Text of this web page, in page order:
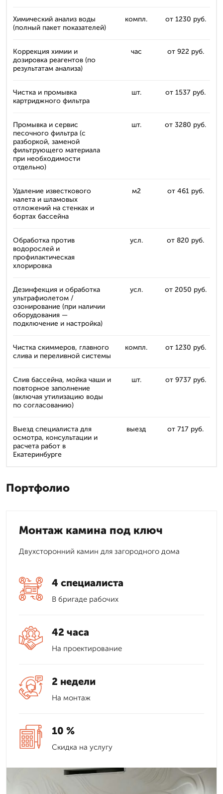
Химический анализ воды
(полный пакет показателей)
компл. от 1230 руб.
Коррекция химии и
дозировка реагентов (по
результатам анализа)
час от 922 руб.
Чистка и промывка
картриджного фильтра
шт. от 1537 руб.
Промывка и сервис
песочного фильтра (с
разборкой, заменой
фильтрующего материала
при необходимости
отдельно)
шт. от 3280 руб.
Удаление известкового
налета и шламовых
отложений на стенках и
бортах бассейна
м2 от 461 руб.
Обработка против
водорослей и
профилактическая
хлорировка
усл. от 820 руб.
Дезинфекция и обработка
ультрафиолетом /
озонирование (при наличии
оборудования —
подключение и настройка)
усл. от 2050 руб.
Чистка скиммеров, главного
слива и переливной системы
компл. от 1230 руб.
Слив бассейна, мойка чаши и
повторное заполнение
(включая утилизацию воды
по согласованию)
шт. от 9737 руб.
Выезд специалиста для
осмотра, консультации и
расчета работ в
Екатеринбурге
выезд от 717 руб.
Портфолио
Монтаж камина под ключ
Двухсторонний камин для загородного дома
4 специалиста
В бригаде рабочих
42 часа
На проектирование
2 недели
На монтаж
10 %
Скидка на услугу